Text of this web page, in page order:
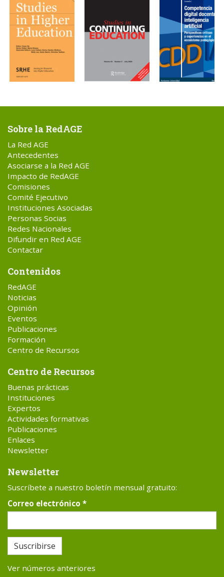
Sobre la RedAGE
La Red AGE
Antecedentes
Asociarse a la Red AGE
Impacto de RedAGE
Comisiones
Comité Ejecutivo
Instituciones Asociadas
Personas Socias
Redes Nacionales
Difundir en Red AGE
Contactar
Contenidos
RedAGE
Noticias
Opinión
Eventos
Publicaciones
Formación
Centro de Recursos
Centro de Recursos
Buenas prácticas
Instituciones
Expertos
Actividades formativas
Publicaciones
Enlaces
Newsletter
Newsletter
Suscríbete a nuestro boletín mensual gratuito:
Correo electrónico *
Suscribirse
Ver números anteriores